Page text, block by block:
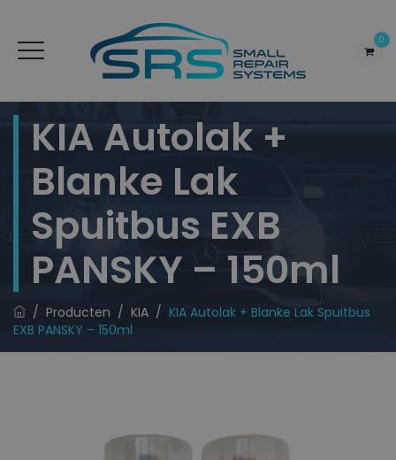
0
KIA Autolak +
Blanke Lak
Spuitbus EXB
PANSKY – 150ml
/ Producten / KIA / KIA Autolak + Blanke Lak Spuitbus
EXB PANSKY – 150ml